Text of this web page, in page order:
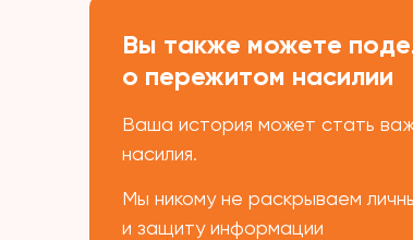
Вы также можете
о пережитом насилии
Ваша история может стать
насилия.
Мы никому не раскрываем
и защиту информации